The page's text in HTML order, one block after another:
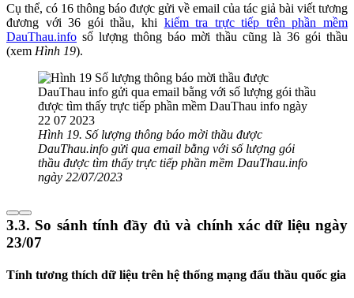
Cụ thể, có 16 thông báo được gửi về email của tác giả bài viết tương
đương với 36 gói thầu, khi kiểm tra trực tiếp trên phần mềm
DauThau.info số lượng thông báo mời thầu cũng là 36 gói thầu
(xem Hình 19).
Hình 19. Số lượng thông báo mời thầu được
DauThau.info gửi qua email bằng với số lượng gói
thầu được tìm thấy trực tiếp phần mềm DauThau.info
ngày 22/07/2023
3.3. So sánh tính đầy đủ và chính xác dữ liệu ngày
23/07
Tính tương thích dữ liệu trên hệ thống mạng đấu thầu quốc gia